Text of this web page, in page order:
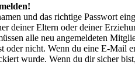
und das richtige Passwort
deiner Eltern oder deiner
alle neu angemeldeten
nicht. Wenn du eine E-Mail
wurde. Wenn du dir sicher